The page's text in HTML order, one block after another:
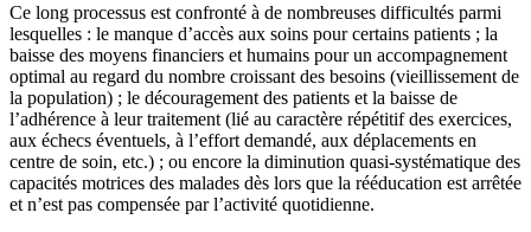
Ce long processus est confronté à de nombreuses difficultés parmi
lesquelles : le manque d’accès aux soins pour certains patients ; la
baisse des moyens financiers et humains pour un accompagnement
optimal au regard du nombre croissant des besoins (vieillissement de
la population) ; le découragement des patients et la baisse de
l’adhérence à leur traitement (lié au caractère répétitif des exercices,
aux échecs éventuels, à l’effort demandé, aux déplacements en
centre de soin, etc.) ; ou encore la diminution quasi-systématique des
capacités motrices des malades dès lors que la rééducation est arrêtée
et n’est pas compensée par l’activité quotidienne.